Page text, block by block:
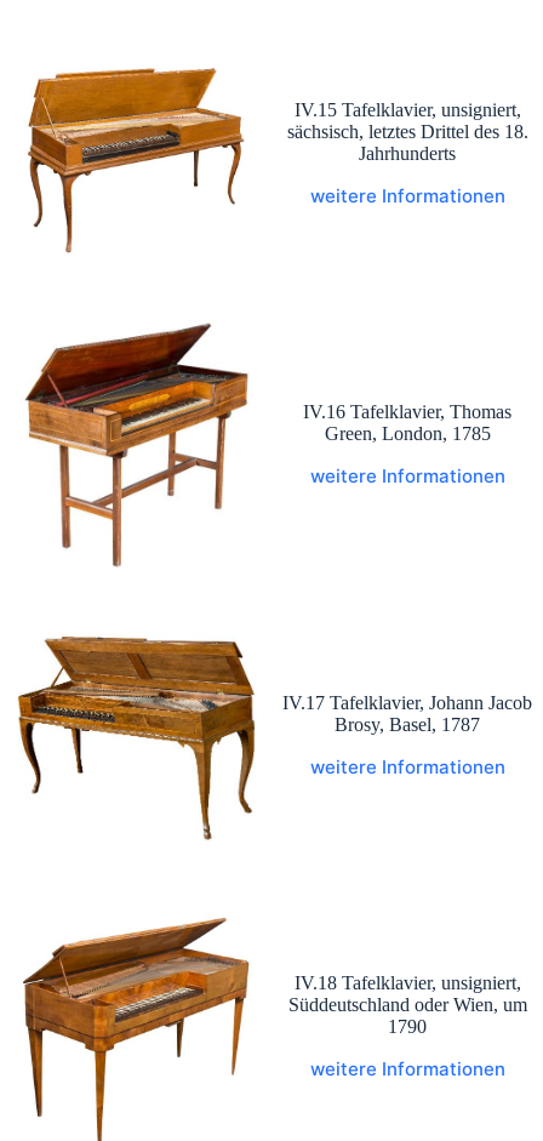
IV.15 Tafelklavier, unsigniert,
sächsisch, letztes Drittel des 18.
Jahrhunderts
weitere Informationen
IV.16 Tafelklavier, Thomas
Green, London, 1785
weitere Informationen
IV.17 Tafelklavier, Johann Jacob
Brosy, Basel, 1787
weitere Informationen
IV.18 Tafelklavier, unsigniert,
Süddeutschland oder Wien, um
1790
weitere Informationen